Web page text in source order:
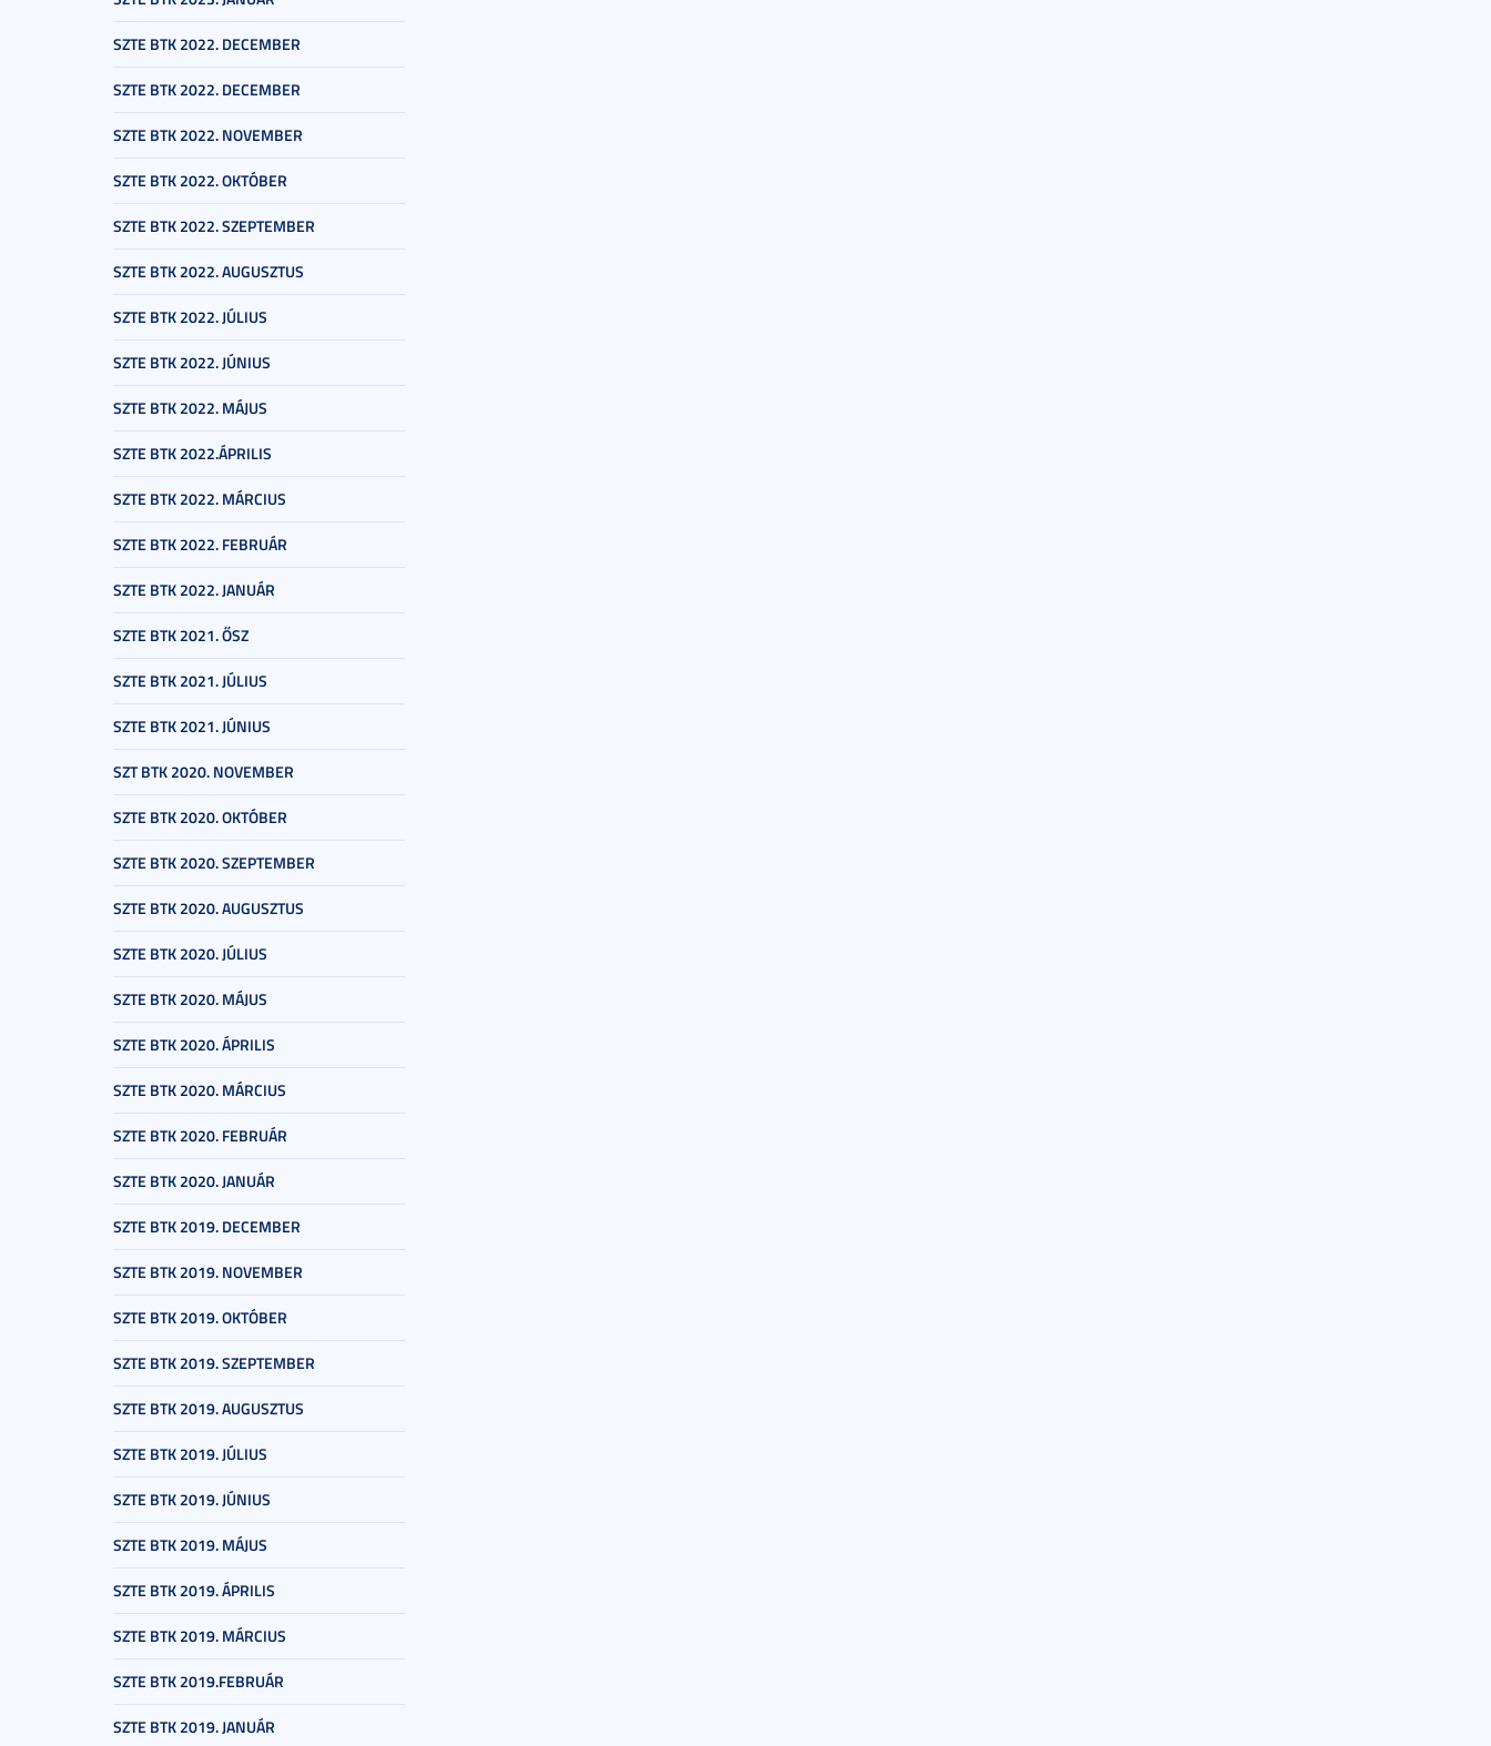
SZTE BTK 2022. DECEMBER
SZTE BTK 2022. DECEMBER
SZTE BTK 2022. NOVEMBER
SZTE BTK 2022. OKTÓBER
SZTE BTK 2022. SZEPTEMBER
SZTE BTK 2022. AUGUSZTUS
SZTE BTK 2022. JÚLIUS
SZTE BTK 2022. JÚNIUS
SZTE BTK 2022. MÁJUS
SZTE BTK 2022.ÁPRILIS
SZTE BTK 2022. MÁRCIUS
SZTE BTK 2022. FEBRUÁR
SZTE BTK 2022. JANUÁR
SZTE BTK 2021. ŐSZ
SZTE BTK 2021. JÚLIUS
SZTE BTK 2021. JÚNIUS
SZT BTK 2020. NOVEMBER
SZTE BTK 2020. OKTÓBER
SZTE BTK 2020. SZEPTEMBER
SZTE BTK 2020. AUGUSZTUS
SZTE BTK 2020. JÚLIUS
SZTE BTK 2020. MÁJUS
SZTE BTK 2020. ÁPRILIS
SZTE BTK 2020. MÁRCIUS
SZTE BTK 2020. FEBRUÁR
SZTE BTK 2020. JANUÁR
SZTE BTK 2019. DECEMBER
SZTE BTK 2019. NOVEMBER
SZTE BTK 2019. OKTÓBER
SZTE BTK 2019. SZEPTEMBER
SZTE BTK 2019. AUGUSZTUS
SZTE BTK 2019. JÚLIUS
SZTE BTK 2019. JÚNIUS
SZTE BTK 2019. MÁJUS
SZTE BTK 2019. ÁPRILIS
SZTE BTK 2019. MÁRCIUS
SZTE BTK 2019.FEBRUÁR
SZTE BTK 2019. JANUÁR